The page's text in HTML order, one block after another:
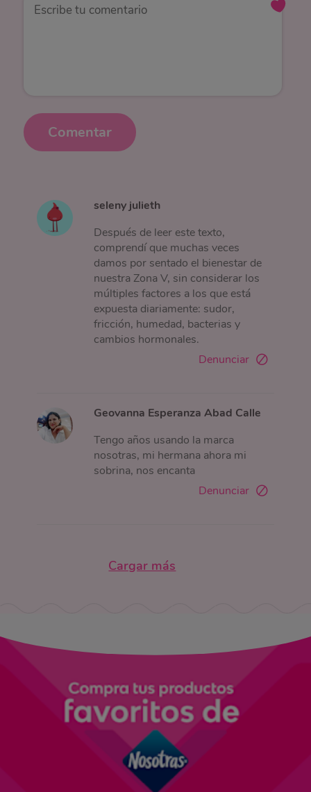
Comentar
seleny julieth
Después de leer este texto,
comprendí que muchas veces
damos por sentado el bienestar de
nuestra Zona V, sin considerar los
múltiples factores a los que está
expuesta diariamente: sudor,
fricción, humedad, bacterias y
cambios hormonales.
Denunciar
Geovanna Esperanza Abad Calle
Tengo años usando la marca
nosotras, mi hermana ahora mi
sobrina, nos encanta
Denunciar
Cargar más